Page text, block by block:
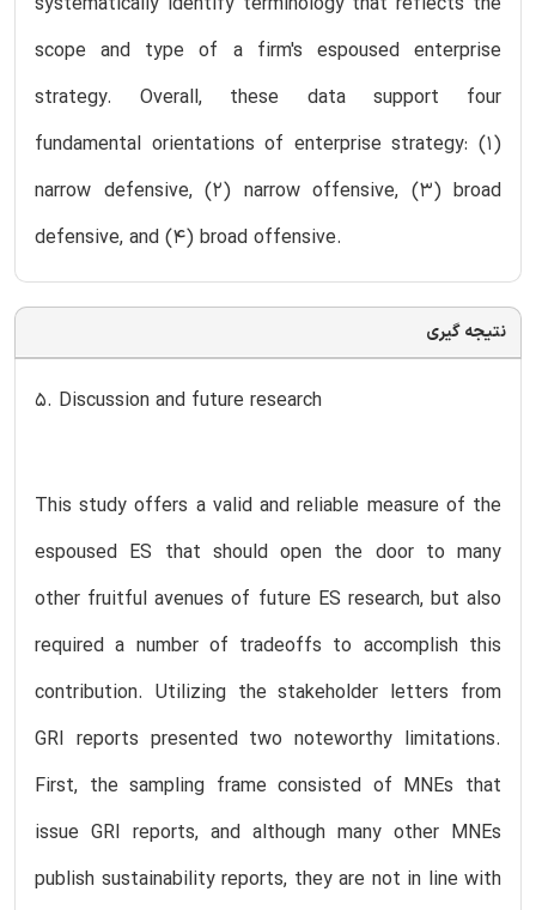
scope and type of a firm's espoused enterprise
strategy. Overall, these data support four
fundamental orientations of enterprise strategy: (1)
narrow defensive, (2) narrow offensive, (3) broad
defensive, and (4) broad offensive.
نتیجه گیری
5. Discussion and future research
This study offers a valid and reliable measure of the
espoused ES that should open the door to many
other fruitful avenues of future ES research, but also
required a number of tradeoffs to accomplish this
contribution. Utilizing the stakeholder letters from
GRI reports presented two noteworthy limitations.
First, the sampling frame consisted of MNEs that
issue GRI reports, and although many other MNEs
publish sustainability reports, they are not in line with